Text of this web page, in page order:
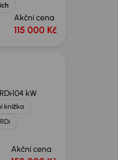
Akční cena
115 000 Kč
104 kW
knížka
Akční cena